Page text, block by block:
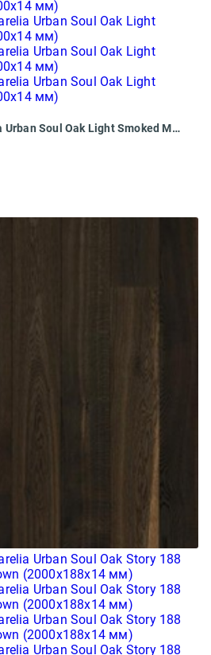
Паркетная доска Karelia Urban Soul Oak Light Smoked Matt (2423х200х14 мм)